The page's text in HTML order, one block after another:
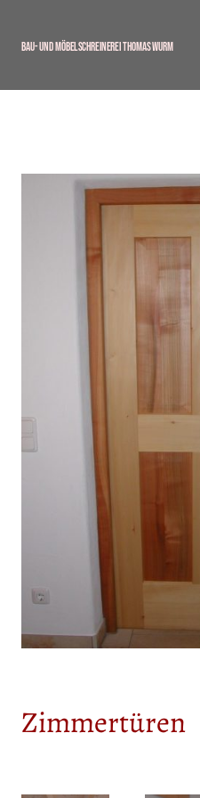
Bau- und Möbelschreinerei Thomas Wurm
Zimmertüren